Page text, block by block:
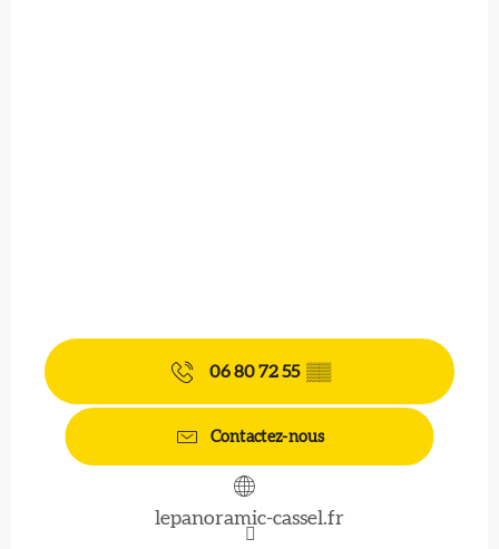
06 80 72 55 ▒▒
Contactez-nous
lepanoramic-cassel.fr